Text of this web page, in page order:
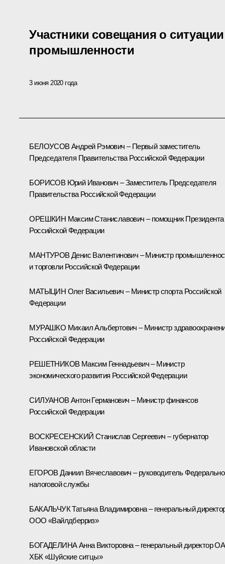
Участники совещания о
промышленности
3 июня 2020 года
БЕЛОУСОВ Андрей Рэмович – Первый заместитель
Председателя Правительства Российской Федерации
БОРИСОВ Юрий Иванович – Заместитель Председателя
Правительства Российской Федерации
ОРЕШКИН Максим Станиславович – помощник Президента
Российской Федерации
МАНТУРОВ Денис Валентинович – Министр
и торговли Российской Федерации
МАТЫЦИН Олег Васильевич – Министр спорта Российской
Федерации
МУРАШКО Михаил Альбертович – Министр
Российской Федерации
РЕШЕТНИКОВ Максим Геннадьевич – Министр
экономического развития Российской Федерации
СИЛУАНОВ Антон Германович – Министр финансов
Российской Федерации
ВОСКРЕСЕНСКИЙ Станислав Сергеевич – губернатор
Ивановской области
ЕГОРОВ Даниил Вячеславович – руководитель
налоговой службы
БАКАЛЬЧУК Татьяна Владимировна – генеральный
ООО «Вайлдберриз»
БОГАДЕЛИНА Анна Викторовна – генеральный директор
ХБК «Шуйские ситцы»